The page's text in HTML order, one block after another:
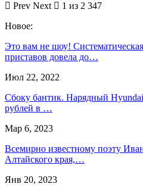
Prev Next
1 из 2 347
Новое:
Это вам не шоу!
приставов довела до…
Июл 22, 2022
Сбоку бантик. Нарядный
рублей в …
Мар 6, 2023
Всемирно известному поэту
Алтайского края,…
Янв 20, 2023